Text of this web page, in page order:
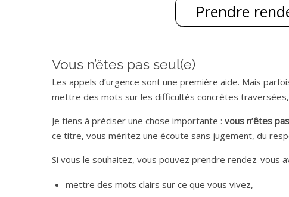
Prendre
Vous n’êtes pas seul(e)
Les appels d’urgence sont une première aide. Mais
mettre des mots sur les difficultés concrètes
Je tiens à préciser une chose importante : vous n’êtes
ce titre, vous méritez une écoute sans jugement, du
Si vous le souhaitez, vous pouvez prendre rendez-vous
mettre des mots clairs sur ce que vous vivez,